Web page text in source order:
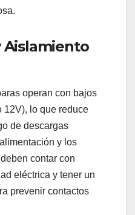
Aislamiento
operan con bajos
12V), lo que reduce
de descargas
y los
contar con
eléctrica y tener un
prevenir contactos